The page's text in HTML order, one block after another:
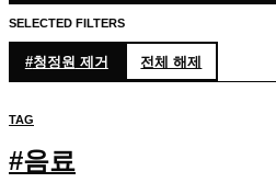
SELECTED FILTERS
#청정원 제거 전체 해제
TAG
#음료